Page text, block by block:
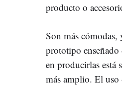
producto o
Son más cómodas,
prototipo enseñado
en producirlas está
más amplio. El